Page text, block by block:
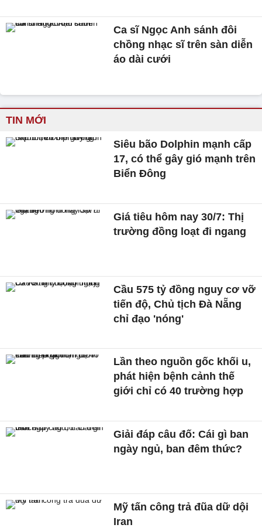
Ca sĩ Ngọc Anh sánh đôi
chồng nhạc sĩ trên sàn diễn
áo dài cưới
TIN MỚI
Siêu bão Dolphin mạnh cấp
17, có thể gây gió mạnh trên
Biển Đông
Giá tiêu hôm nay 30/7: Thị
trường đồng loạt đi ngang
Cầu 575 tỷ đồng nguy cơ vỡ
tiến độ, Chủ tịch Đà Nẵng
chỉ đạo 'nóng'
Lần theo nguồn gốc khối u,
phát hiện bệnh cảnh thế
giới chỉ có 40 trường hợp
Giải đáp câu đố: Cái gì ban
ngày ngủ, ban đêm thức?
Mỹ tấn công trả đũa dữ dội
Iran